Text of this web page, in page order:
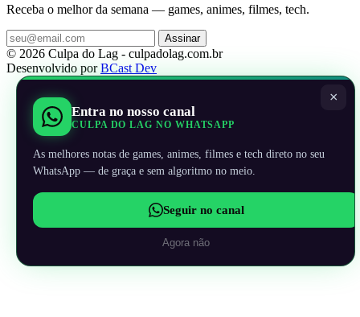
Receba o melhor da semana — games, animes, filmes, tech.
Assinar
© 2026 Culpa do Lag - culpadolag.com.br
Desenvolvido porBCast Dev
×
Entra no nosso canal
CULPA DO LAG NO WHATSAPP
As melhores notas de games, animes, filmes e tech direto no seu
WhatsApp — de graça e sem algoritmo no meio.
Seguir no canal
Agora não